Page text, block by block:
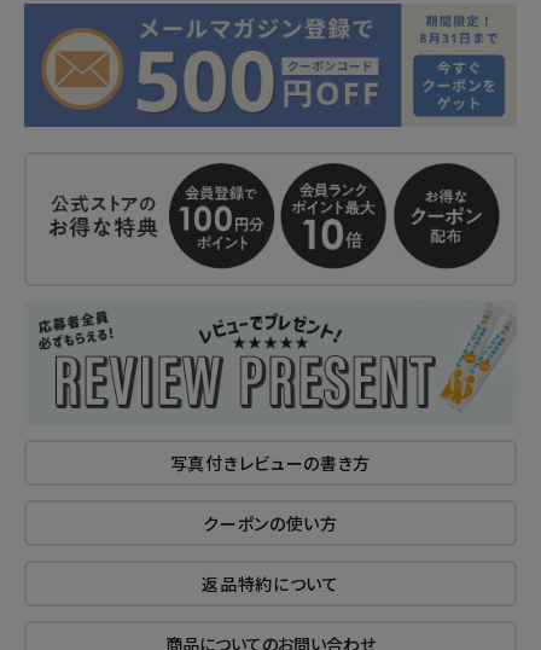
写真付きレビューの書き方
クーポンの使い方
返品特約について
商品についてのお問い合わせ